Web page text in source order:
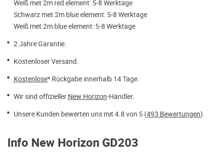
Weiß met 2m red element: 5-8 Werktage
Schwarz met 2m blue element: 5-8 Werktage
Weiß met 2m blue element: 5-8 Werktage
2 Jahre Garantie.
Kostenloser Versand.
Kostenlose* Rückgabe innerhalb 14 Tage.
Wir sind offizieller New Horizon-Händler.
Unsere Kunden bewerten uns mit 4.8 von 5 (493 Bewertungen).
Info New Horizon GD203